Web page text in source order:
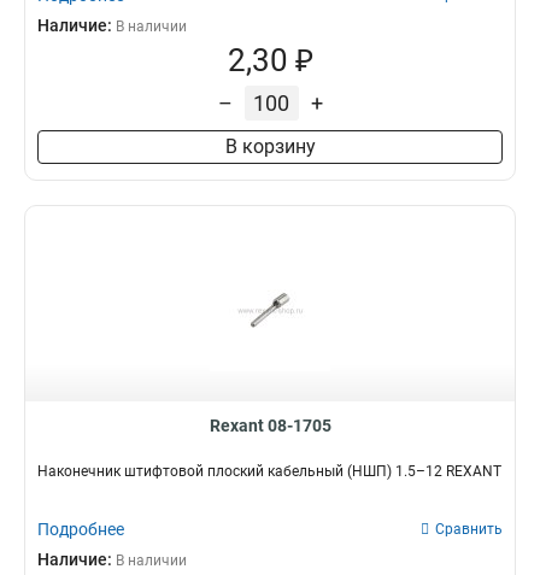
Наличие: В наличии
2,30 ₽
– +
В корзину
Rexant 08-1705
Наконечник штифтовой плоский кабельный (НШП) 1.5–12 REXANT
Подробнее Сравнить
Наличие: В наличии